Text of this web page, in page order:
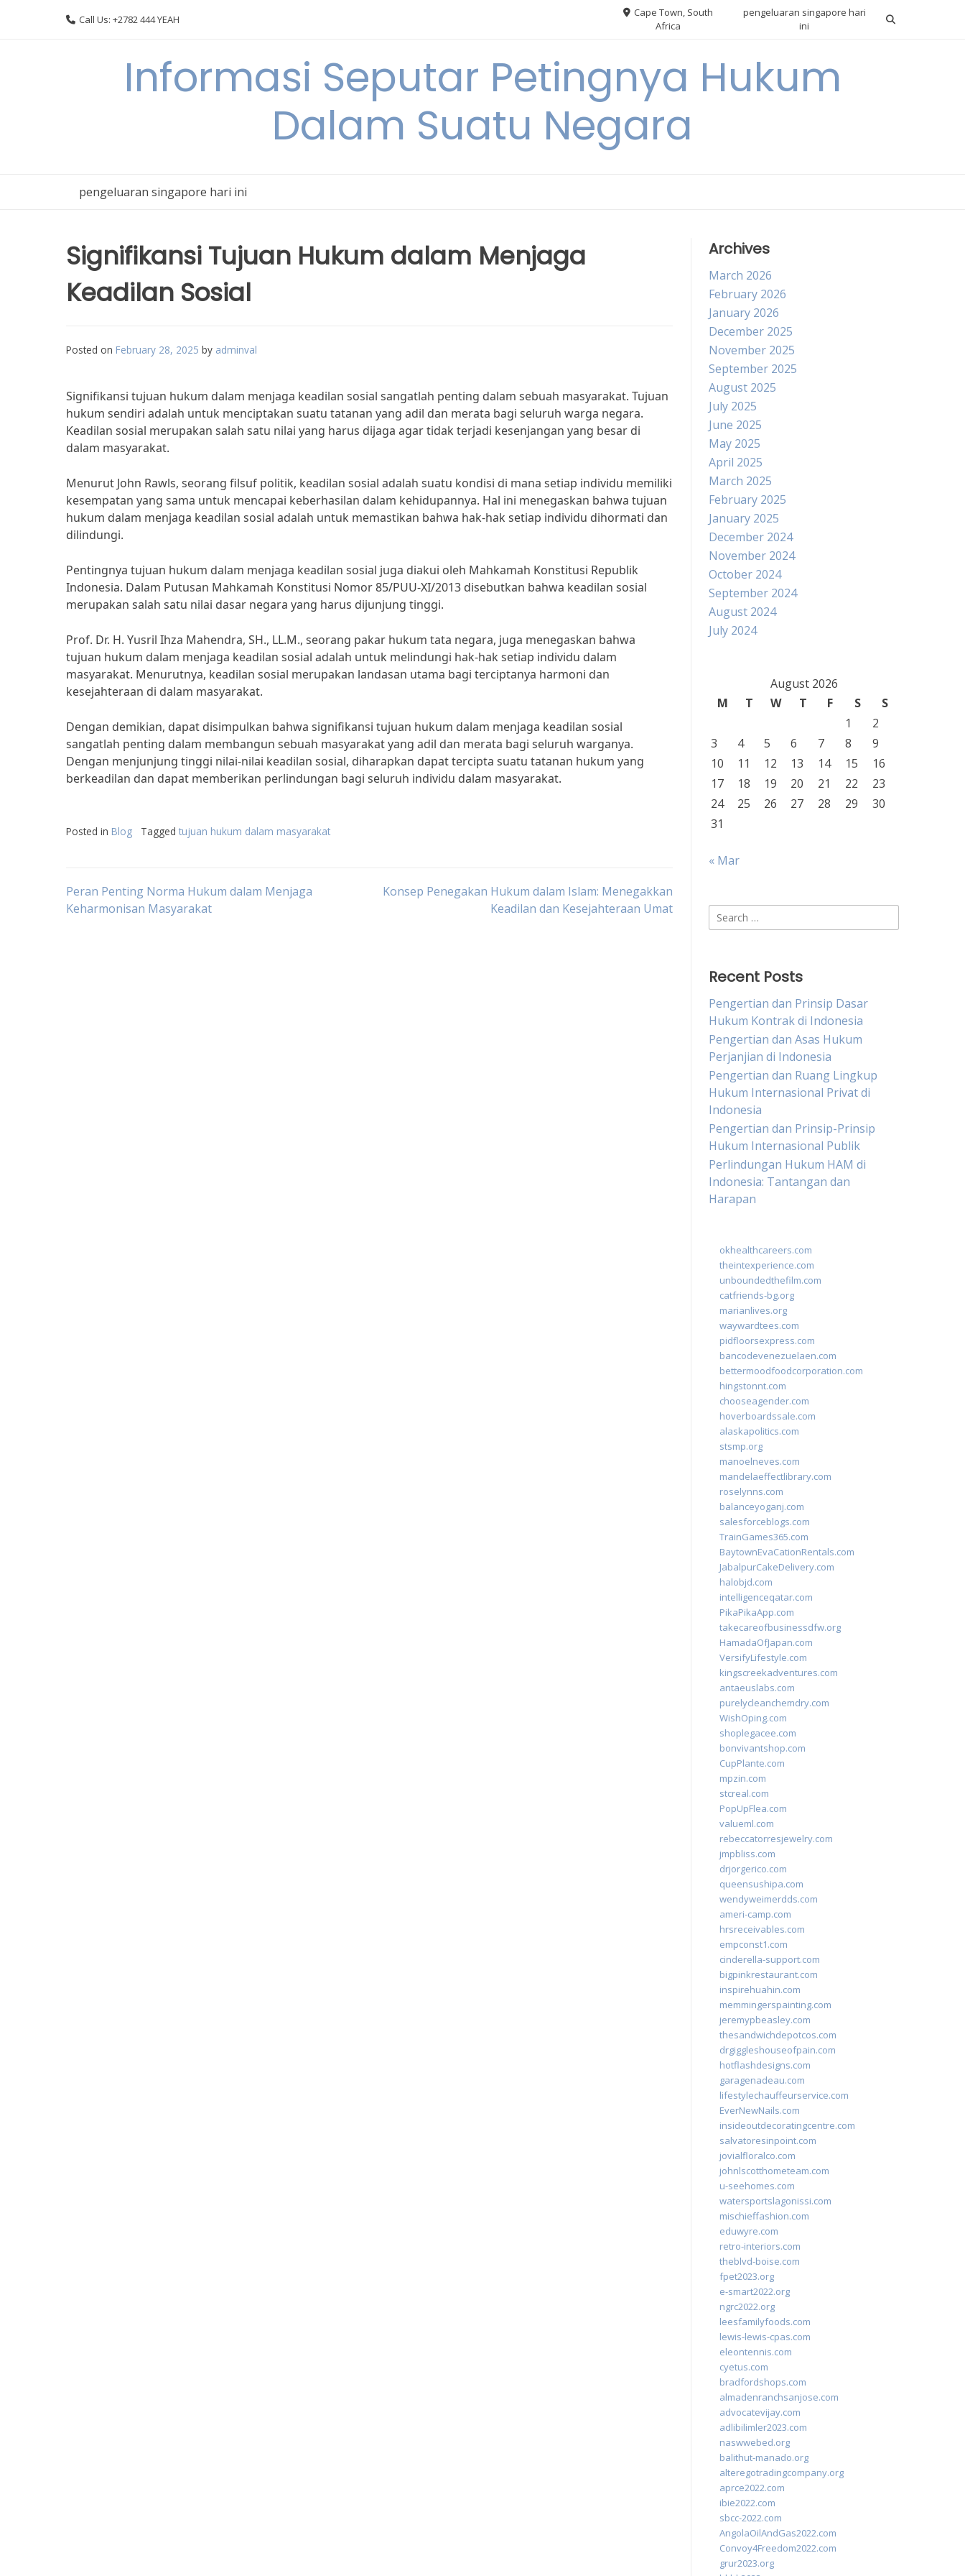
Call Us: +2782 444 YEAH
Cape Town, South
Africa
pengeluaran singapore hari
ini
Informasi Seputar Petingnya Hukum
Dalam Suatu Negara
pengeluaran singapore hari ini
Signifikansi Tujuan Hukum dalam Menjaga
Keadilan Sosial
Posted on February 28, 2025 by adminval
Signifikansi tujuan hukum dalam menjaga keadilan sosial sangatlah penting dalam sebuah masyarakat. Tujuan
hukum sendiri adalah untuk menciptakan suatu tatanan yang adil dan merata bagi seluruh warga negara.
Keadilan sosial merupakan salah satu nilai yang harus dijaga agar tidak terjadi kesenjangan yang besar di
dalam masyarakat.
Menurut John Rawls, seorang filsuf politik, keadilan sosial adalah suatu kondisi di mana setiap individu memiliki
kesempatan yang sama untuk mencapai keberhasilan dalam kehidupannya. Hal ini menegaskan bahwa tujuan
hukum dalam menjaga keadilan sosial adalah untuk memastikan bahwa hak-hak setiap individu dihormati dan
dilindungi.
Pentingnya tujuan hukum dalam menjaga keadilan sosial juga diakui oleh Mahkamah Konstitusi Republik
Indonesia. Dalam Putusan Mahkamah Konstitusi Nomor 85/PUU-XI/2013 disebutkan bahwa keadilan sosial
merupakan salah satu nilai dasar negara yang harus dijunjung tinggi.
Prof. Dr. H. Yusril Ihza Mahendra, SH., LL.M., seorang pakar hukum tata negara, juga menegaskan bahwa
tujuan hukum dalam menjaga keadilan sosial adalah untuk melindungi hak-hak setiap individu dalam
masyarakat. Menurutnya, keadilan sosial merupakan landasan utama bagi terciptanya harmoni dan
kesejahteraan di dalam masyarakat.
Dengan demikian, dapat disimpulkan bahwa signifikansi tujuan hukum dalam menjaga keadilan sosial
sangatlah penting dalam membangun sebuah masyarakat yang adil dan merata bagi seluruh warganya.
Dengan menjunjung tinggi nilai-nilai keadilan sosial, diharapkan dapat tercipta suatu tatanan hukum yang
berkeadilan dan dapat memberikan perlindungan bagi seluruh individu dalam masyarakat.
Posted in Blog Tagged tujuan hukum dalam masyarakat
Post
Peran Penting Norma Hukum dalam Menjaga
Keharmonisan Masyarakat
Konsep Penegakan Hukum dalam Islam: Menegakkan
Keadilan dan Kesejahteraan Umat
Archives
March 2026
February 2026
January 2026
December 2025
November 2025
September 2025
August 2025
July 2025
June 2025
May 2025
April 2025
March 2025
February 2025
January 2025
December 2024
November 2024
October 2024
September 2024
August 2024
July 2024
August 2026
M
T W T F S
S
1
2
3
4 5 6 7 8
9
10
11 12 13 14 15
16
17
18 19 20 21 22
23
24
25 26 27 28 29
30
31
« Mar
Search
for:
Recent Posts
Pengertian dan Prinsip Dasar
Hukum Kontrak di Indonesia
Pengertian dan Asas Hukum
Perjanjian di Indonesia
Pengertian dan Ruang Lingkup
Hukum Internasional Privat di
Indonesia
Pengertian dan Prinsip-Prinsip
Hukum Internasional Publik
Perlindungan Hukum HAM di
Indonesia: Tantangan dan
Harapan
okhealthcareers.com
theintexperience.com
unboundedthefilm.com
catfriends-bg.org
marianlives.org
waywardtees.com
pidfloorsexpress.com
bancodevenezuelaen.com
bettermoodfoodcorporation.com
hingstonnt.com
chooseagender.com
hoverboardssale.com
alaskapolitics.com
stsmp.org
manoelneves.com
mandelaeffectlibrary.com
roselynns.com
balanceyoganj.com
salesforceblogs.com
TrainGames365.com
BaytownEvaCationRentals.com
JabalpurCakeDelivery.com
halobjd.com
intelligenceqatar.com
PikaPikaApp.com
takecareofbusinessdfw.org
HamadaOfJapan.com
VersifyLifestyle.com
kingscreekadventures.com
antaeuslabs.com
purelycleanchemdry.com
WishOping.com
shoplegacee.com
bonvivantshop.com
CupPlante.com
mpzin.com
stcreal.com
PopUpFlea.com
valueml.com
rebeccatorresjewelry.com
jmpbliss.com
drjorgerico.com
queensushipa.com
wendyweimerdds.com
ameri-camp.com
hrsreceivables.com
empconst1.com
cinderella-support.com
bigpinkrestaurant.com
inspirehuahin.com
memmingerspainting.com
jeremypbeasley.com
thesandwichdepotcos.com
drgiggleshouseofpain.com
hotflashdesigns.com
garagenadeau.com
lifestylechauffeurservice.com
EverNewNails.com
insideoutdecoratingcentre.com
salvatoresinpoint.com
jovialfloralco.com
johnlscotthometeam.com
u-seehomes.com
watersportslagonissi.com
mischieffashion.com
eduwyre.com
retro-interiors.com
theblvd-boise.com
fpet2023.org
e-smart2022.org
ngrc2022.org
leesfamilyfoods.com
lewis-lewis-cpas.com
eleontennis.com
cyetus.com
bradfordshops.com
almadenranchsanjose.com
advocatevijay.com
adlibilimler2023.com
naswwebed.org
balithut-manado.org
alteregotradingcompany.org
aprce2022.com
ibie2022.com
sbcc-2022.com
AngolaOilAndGas2022.com
Convoy4Freedom2022.com
grur2023.org